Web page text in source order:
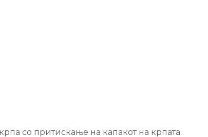
со притискање на капакот на крпата.